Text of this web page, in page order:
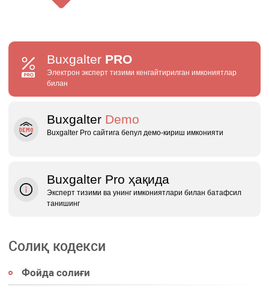
Buxgalter PRO
Электрон эксперт тизими кенгайтирилган имкониятлар
билан
Buxgalter Demo
Buxgalter Pro сайтига бепул демо‑кириш имконияти
Buxgalter Pro ҳақида
Эксперт тизими ва унинг имкониятлари билан батафсил
танишинг
Солиқ кодекси
Фойда солиғи